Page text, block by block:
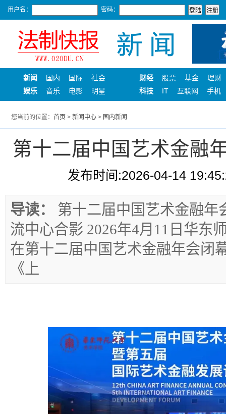
用户名： 密码：
新闻 国内 国际
社会
娱乐
音乐 电影 明星
财经 股票 基金
理财
科技
IT 互联网 手机
您当前的位置： 首页 > 新闻中心 > 国内新闻
第十二届中国艺术金融
发布时间:2026-04-14
导读：
第十二届中国艺术金融年
流中心合影 2026年4月11日华东
在第十二届中国艺术金融年会闭
《上